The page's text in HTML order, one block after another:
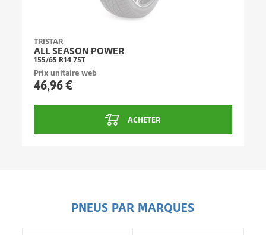
TRISTAR
ALL SEASON POWER
155/65 R14 75T
Prix unitaire web
46,96 €
ACHETER
PNEUS PAR MARQUES